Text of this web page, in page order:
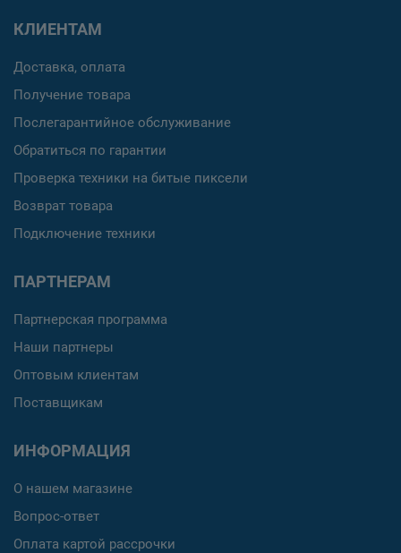
КЛИЕНТАМ
Доставка, оплата
Получение товара
Послегарантийное обслуживание
Обратиться по гарантии
Проверка техники на битые пиксели
Возврат товара
Подключение техники
ПАРТНЕРАМ
Партнерская программа
Наши партнеры
Оптовым клиентам
Поставщикам
ИНФОРМАЦИЯ
О нашем магазине
Вопрос-ответ
Оплата картой рассрочки